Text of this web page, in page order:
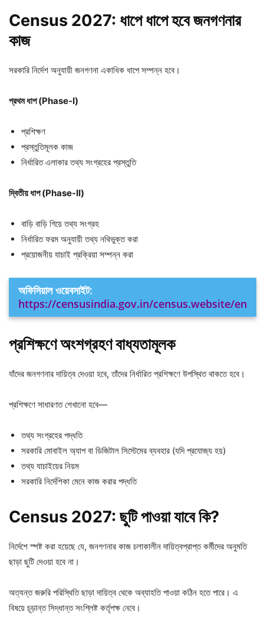
Census 2027: ধাপেধাপেহবেজনগণনার
কাজ
সরকারি নির্দেশ অনুযায়ী জনগণনা একাধিক ধাপে সম্পন্ন হবে।
প্রথমধাপ (Phase-I)
প্রশিক্ষণ
প্রস্তুতিমূলক কাজ
নির্ধারিত এলাকার তথ্য সংগ্রহের প্রস্তুতি
দ্বিতীয়ধাপ (Phase-II)
বাড়ি বাড়ি গিয়ে তথ্য সংগ্রহ
নির্ধারিত ফরম অনুযায়ী তথ্য নথিভুক্ত করা
প্রয়োজনীয় যাচাই প্রক্রিয়া সম্পন্ন করা
অফিসিয়াল ওয়েবসাইট:
https://censusindia.gov.in/census.website/en
প্রশিক্ষণেঅংশগ্রহণবাধ্যতামূলক
যাঁদের জনগণনার দায়িত্ব দেওয়া হবে, তাঁদের নির্ধারিত প্রশিক্ষণে উপস্থিত থাকতে হবে।
প্রশিক্ষণে সাধারণত শেখানো হবে—
তথ্য সংগ্রহের পদ্ধতি
সরকারি মোবাইল অ্যাপ বা ডিজিটাল সিস্টেমের ব্যবহার (যদি প্রযোজ্য হয়)
তথ্য যাচাইয়ের নিয়ম
সরকারি নির্দেশিকা মেনে কাজ করার পদ্ধতি
Census 2027: ছুটিপাওয়াযাবেকি?
নির্দেশে স্পষ্ট করা হয়েছে যে, জনগণনার কাজ চলাকালীন দায়িত্বপ্রাপ্ত কর্মীদের অনুমতি
ছাড়া ছুটি দেওয়া হবে না।
অত্যন্ত জরুরি পরিস্থিতি ছাড়া দায়িত্ব থেকে অব্যাহতি পাওয়া কঠিন হতে পারে। এ
বিষয়ে চূড়ান্ত সিদ্ধান্ত সংশ্লিষ্ট কর্তৃপক্ষ নেবে।